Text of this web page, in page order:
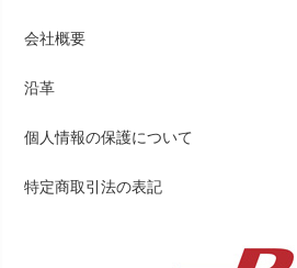
会社概要
沿革
個人情報の保護について
特定商取引法の表記